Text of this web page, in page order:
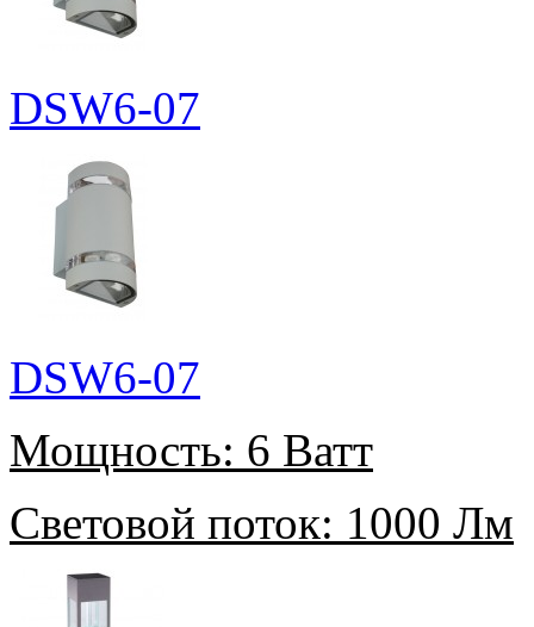
DSW6-07
DSW6-07
Мощность: 6 Ватт
Световой поток: 1000 Лм